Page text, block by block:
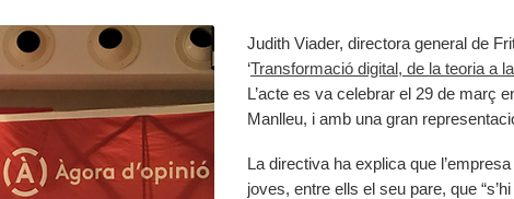
Judith Viader, directora general de
‘Transformació digital, de la teoria a
L’acte es va celebrar el 29 de març
Manlleu, i amb una gran
La directiva ha explica que
joves, entre ells el seu pare, que